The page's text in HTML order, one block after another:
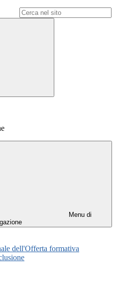
Menu di
dell'Offerta formativa